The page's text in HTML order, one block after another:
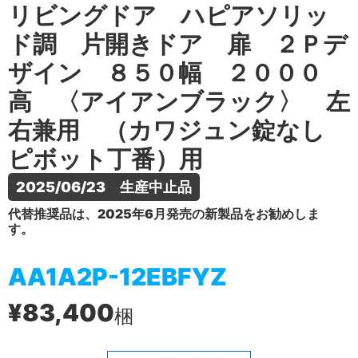
リビングドア ハピアソリッ
ド調 片開きドア 扉 ２Ｐデ
ザイン ８５０幅 ２０００
高 〈アイアンブラック〉 左
右兼用 （カワジュン錠なし
ピボット丁番）用
2025/06/23　生産中止品
代替推奨品は、2025年6月発売の新製品をお勧めしま
す。
AA1A2P-12EBFYZ
¥83,400梱